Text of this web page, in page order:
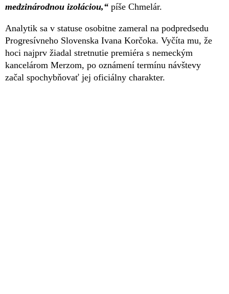
medzinárodnou izoláciou,“ píše Chmelár.
Analytik sa v statuse osobitne zameral na podpredsedu
Progresívneho Slovenska Ivana Korčoka. Vyčíta mu, že
hoci najprv žiadal stretnutie premiéra s nemeckým
kancelárom Merzom, po oznámení termínu návštevy
začal spochybňovať jej oficiálny charakter.